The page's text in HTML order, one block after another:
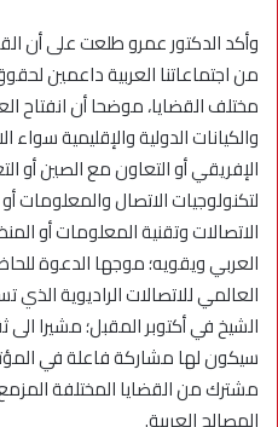
وأكد الدكتور عمرو طلعت على أن
من اجتماعاتنا العربية داعمين
مختلف القضايا، موضحا أن انفتاح
والكيانات الدولية والإقليمية سواء
الإفريقي أو التعاون مع الصين أو
لتكنولوجيات الاتصال والمعلومات
الاتصالات وتقنية المعلومات أو
العربي ويقويه؛ موجها الدعوة
العالمي للاتصالات الراديوية
الشيخ في أكتوبر المقبل؛ مشيرا
سيكون لها مشاركة فاعلة في
مشترك من القضايا المختلفة
المصالح العربية.